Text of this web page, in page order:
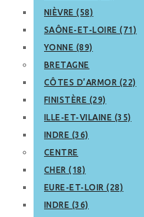
NIÈVRE (58)
SAÔNE-ET-LOIRE (71)
YONNE (89)
BRETAGNE
CÔTES D’ARMOR (22)
FINISTÈRE (29)
ILLE-ET-VILAINE (35)
INDRE (36)
CENTRE
CHER (18)
EURE-ET-LOIR (28)
INDRE (36)